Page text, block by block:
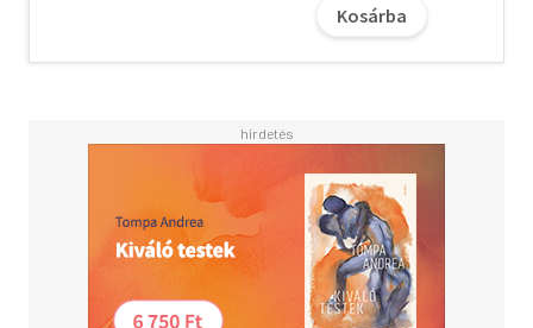
és hosszúságú meséket. Bátran rábízhatjuk magunkat
magyar nyelven. Ez a gyűjtemény megerősíti Yeats
művészet forrása. Remélem, hogy Magyarország
gyermekei úgy élvezik majd ezeket a nagyszerű
történeteket, ahogy az én gyermekeim, és ahogy őket,
úgy a magyar gyermekeket is elröpíti a képzelet és álmok
világába, a hajdani és mitikus Írország földjére.—Ronan
Gargan, Írország magyarországi nagykövete.
Kosárba